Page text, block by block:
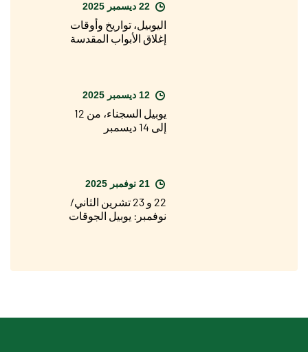
اليوبيل، تواريخ وأوقات
إغلاق الأبواب المقدسة
يوبيل السجناء، من 12
إلى 14 ديسمبر
22 و 23 تشرين الثاني/
نوفمبر: يوبيل الجوقات